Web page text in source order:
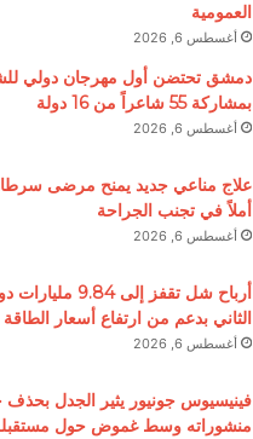
العمومية
أغسطس 6, 2026
دمشق تحتضن أول مهرجان دولي
بمشاركة 55 شاعراً من 16 دولة
أغسطس 6, 2026
علاج مناعي جديد يمنح مرضى سرطان
أملاً في تجنب الجراحة
أغسطس 6, 2026
أرباح شل تقفز إلى
الثاني بدعم من ارتفاع أسعار الطاقة
أغسطس 6, 2026
فينيسيوس جونيور يثير الجدل بحذف
منشوراته وسط غموض حول